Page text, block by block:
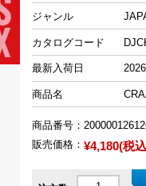
ジャンル
カタログコード
最新入荷日
商品名
商品番号：
販売価格： ¥4,180(税